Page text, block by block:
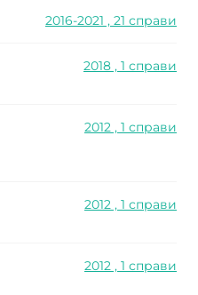
2016-2021 , 21 справи
2018 , 1 справи
2012 , 1 справи
2012 , 1 справи
2012 , 1 справи